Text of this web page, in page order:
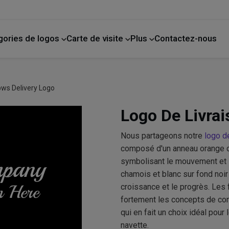
de logos Carte de visite Plus Contactez-nous
Delivery Logo
Logo De
Nous partageons notre logo
composé d'un anneau
symbolisant le mouvement
chamois et blanc sur fond
croissance et le progrès. Les
fortement les concepts de
qui en fait un choix idéal
navette.